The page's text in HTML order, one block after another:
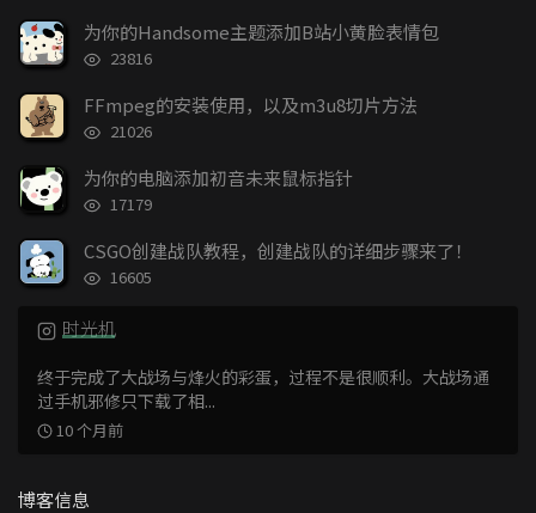
次
数:
为你的Handsome主题添加B站小黄脸表情包
浏
数:
23816
FFmpeg的安装使用，以及m3u8切片方法
浏
次
数:
21026
为你的电脑添加初音未来鼠标指针
浏
次
数:
17179
CSGO创建战队教程，创建战队的详细步骤来了！
浏
数:
16605
时光机
终于完成了大战场与烽火的彩蛋，过程不是很顺利。大战场通
过手机邪修只下载了相...
10 个月前
博客信息